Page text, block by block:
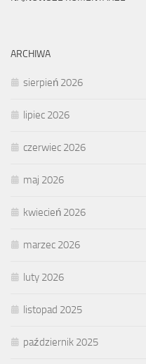
ARCHIWA
sierpień 2026
lipiec 2026
czerwiec 2026
maj 2026
kwiecień 2026
marzec 2026
luty 2026
listopad 2025
październik 2025